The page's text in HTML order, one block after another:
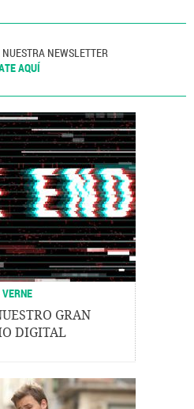
NUESTRA NEWSLETTER
AQUÍ
VERNE
GRAN
DIGITAL